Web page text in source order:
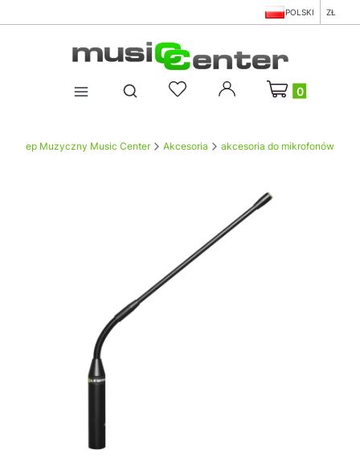
POLSKI ZŁ
Otwórz wyszukiwarkę
Produkty w
Sklep Muzyczny Music Center Akcesoria akcesoria do mikrofonów